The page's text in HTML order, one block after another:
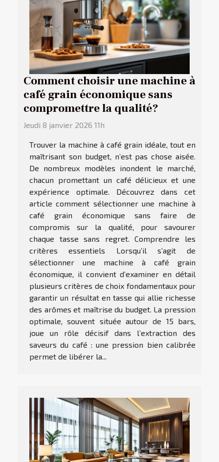
Comment choisir une machine à
café grain économique sans
compromettre la qualité?
Jeudi 8 janvier 2026 11h
Trouver la machine à café grain idéale, tout en
maîtrisant son budget, n’est pas chose aisée.
De nombreux modèles inondent le marché,
chacun promettant un café délicieux et une
expérience optimale. Découvrez dans cet
article comment sélectionner une machine à
café grain économique sans faire de
compromis sur la qualité, pour savourer
chaque tasse sans regret. Comprendre les
critères essentiels Lorsqu’il s’agit de
sélectionner une machine à café grain
économique, il convient d’examiner en détail
plusieurs critères de choix fondamentaux pour
garantir un résultat en tasse qui allie richesse
des arômes et maîtrise du budget. La pression
optimale, souvent située autour de 15 bars,
joue un rôle décisif dans l’extraction des
saveurs du café : une pression bien calibrée
permet de libérer la...